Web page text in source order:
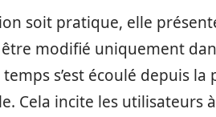
soit pratique, elle
modifié uniquement
s’est écoulé depuis la
Cela incite les utilisateurs